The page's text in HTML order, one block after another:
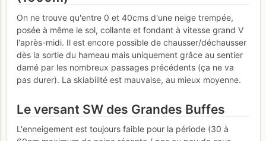
On ne trouve qu'entre 0 et 40cms d'une neige trempée,
posée à même le sol, collante et fondant à vitesse grand V
l'après-midi. Il est encore possible de chausser/déchausser
dès la sortie du hameau mais uniquement grâce au sentier
damé par les nombreux passages précédents (ça ne va
pas durer). La skiabilité est mauvaise, au mieux moyenne.
Le versant SW des Grandes Buffes
L'enneigement est toujours faible pour la période (30 à